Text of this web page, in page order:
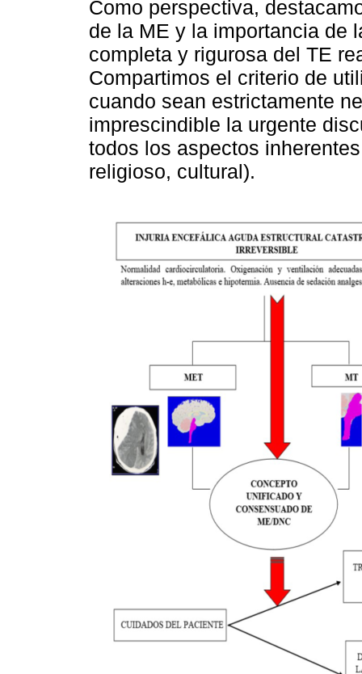
Como perspectiva,
de la ME y la importancia de
completa y rigurosa del TE
Compartimos el criterio de
cuando sean estrictamente
imprescindible la urgente
todos los aspectos
religioso, cultural).